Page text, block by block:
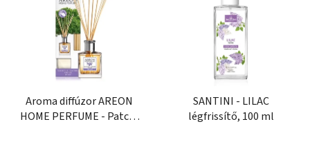
Aroma diffúzor AREON
HOME PERFUME - Patch-
SANTINI - LILAC
légfrissítő, 100 ml